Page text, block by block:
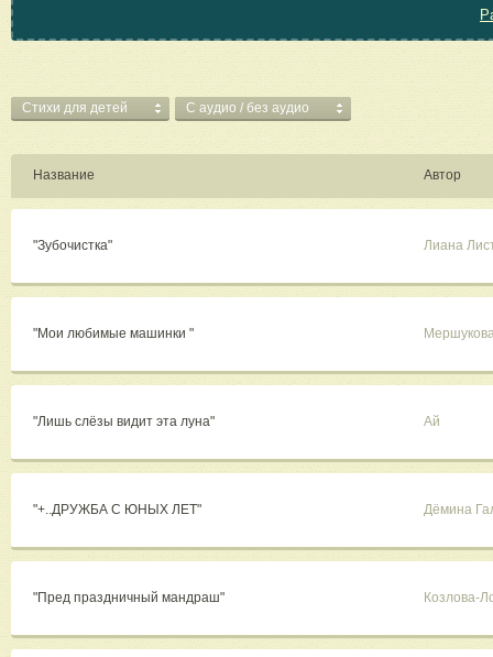
Стихи для детей C аудио / без аудио
Название Автор
"Зубочистка" Лиана
"Мои любимые машинки "
"Лишь слёзы видит эта луна" Ай
"+..ДРУЖБА С ЮНЫХ ЛЕТ" Дёмина
"Пред праздничный мандраш" Козлова-